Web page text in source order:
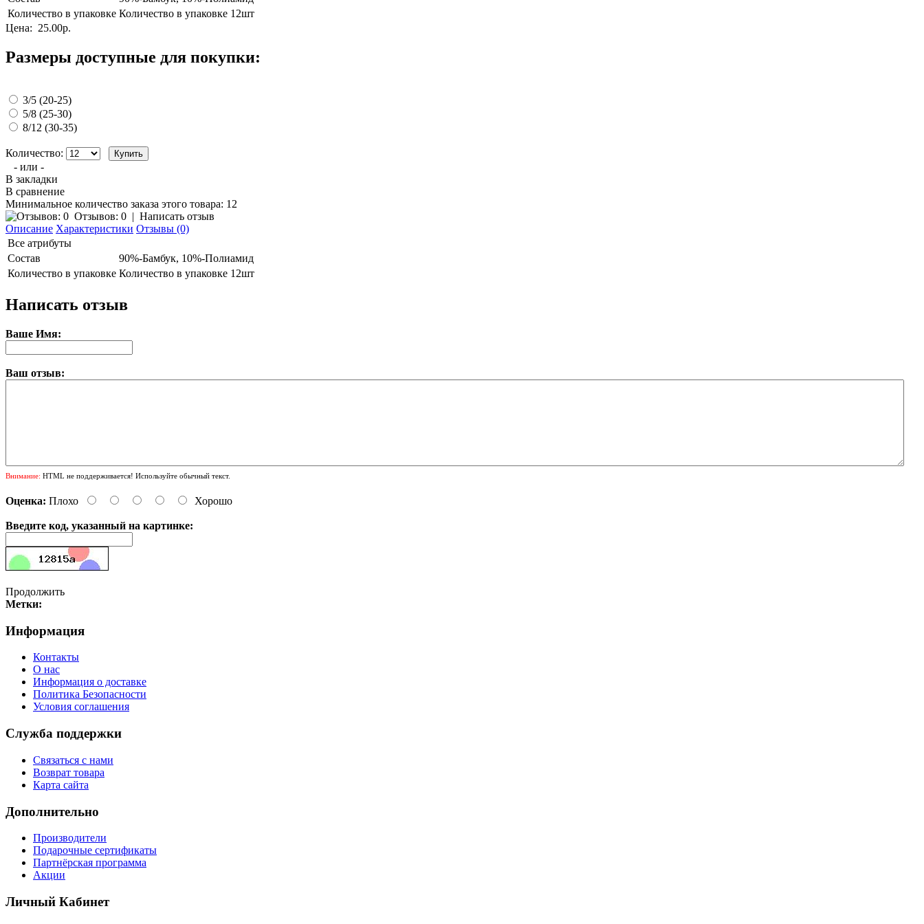
Количество в упаковке Количество в упаковке 12шт
Цена: 25.00р.
Размеры доступные для покупки:
3/5 (20-25)
5/8 (25-30)
8/12 (30-35)
Количество:
- или -
В закладки
В сравнение
Минимальное количество заказа этого товара: 12
Отзывов: 0 | Написать отзыв
Описание Характеристики Отзывы (0)
Все атрибуты
Состав
90%-Бамбук, 10%-Полиамид
Количество в упаковке Количество в упаковке 12шт
Написать отзыв
Ваше Имя:
Ваш отзыв:
Внимание: HTML не поддерживается! Используйте обычный текст.
Оценка: Плохо Хорошо
Введите код, указанный на картинке:
Продолжить
Метки:
Информация
Контакты
О нас
Информация о доставке
Политика Безопасности
Условия соглашения
Служба поддержки
Связаться с нами
Возврат товара
Карта сайта
Дополнительно
Производители
Подарочные сертификаты
Партнёрская программа
Акции
Личный Кабинет